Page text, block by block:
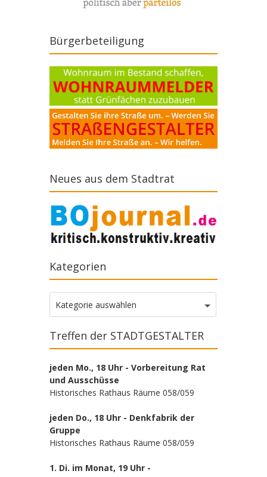
Bürgerbeteiligung
Neues aus dem Stadtrat
Kategorien
Kategorien
Kategorie auswählen
Treffen der STADTGESTALTER
jeden Mo., 18 Uhr - Vorbereitung Rat
und Ausschüsse
Historisches Rathaus Räume 058/059
jeden Do., 18 Uhr - Denkfabrik der
Gruppe
Historisches Rathaus Räume 058/059
1. Di. im Monat, 19 Uhr -